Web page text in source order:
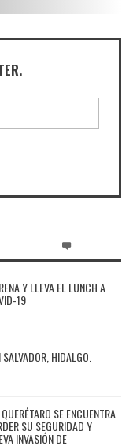
Y LLEVA EL LUNCH A
19
HIDALGO.
SE ENCUENTRA
SU SEGURIDAD Y
INVASIÓN DE